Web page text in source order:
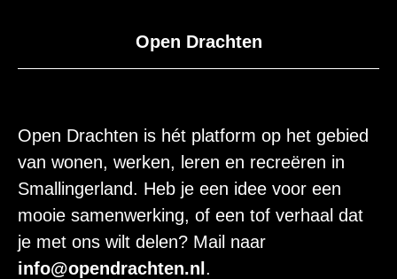
Open Drachten
Open Drachten is hét platform op het gebied
van wonen, werken, leren en recreëren in
Smallingerland. Heb je een idee voor een
mooie samenwerking, of een tof verhaal dat
je met ons wilt delen? Mail naar
info@opendrachten.nl .